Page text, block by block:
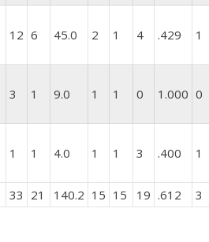
12 6 45.0 2 1 4 .429 1
3 1 9.0 1 1 0 1.000 0
1 1 4.0 1 1 3 .400 1
33 21 140.2 15 15 19 .612 3